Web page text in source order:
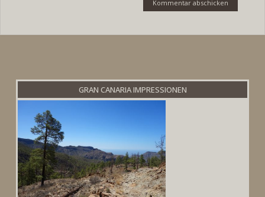
GRAN CANARIA IMPRESSIONEN